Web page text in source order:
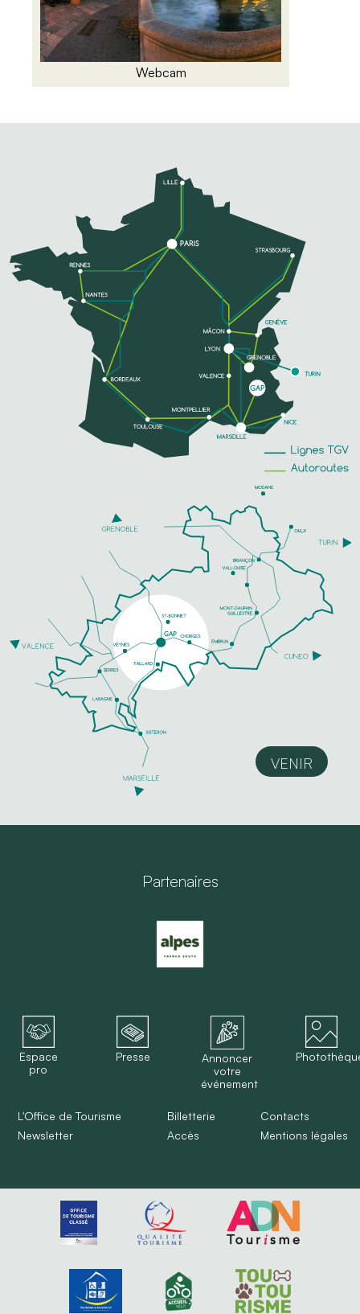
Webcam
VENIR
Partenaires
Espace
pro
Presse
Annoncer
votre
événement
L'Office de Tourisme
Newsletter
Billetterie
Accès
Contacts
Mentions légales